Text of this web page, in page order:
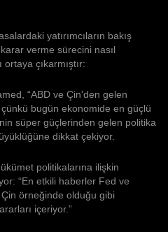
yatırımcıların bakış
verme sürecini nasıl
çıkarmıştır:
“ABD ve Çin'den gelen
bugün ekonomide en güçlü
süper güçlerinden gelen politika
dikkat çekiyor.
politikalarına ilişkin
“En etkili haberler Fed ve
Çin örneğinde olduğu gibi
içeriyor.”